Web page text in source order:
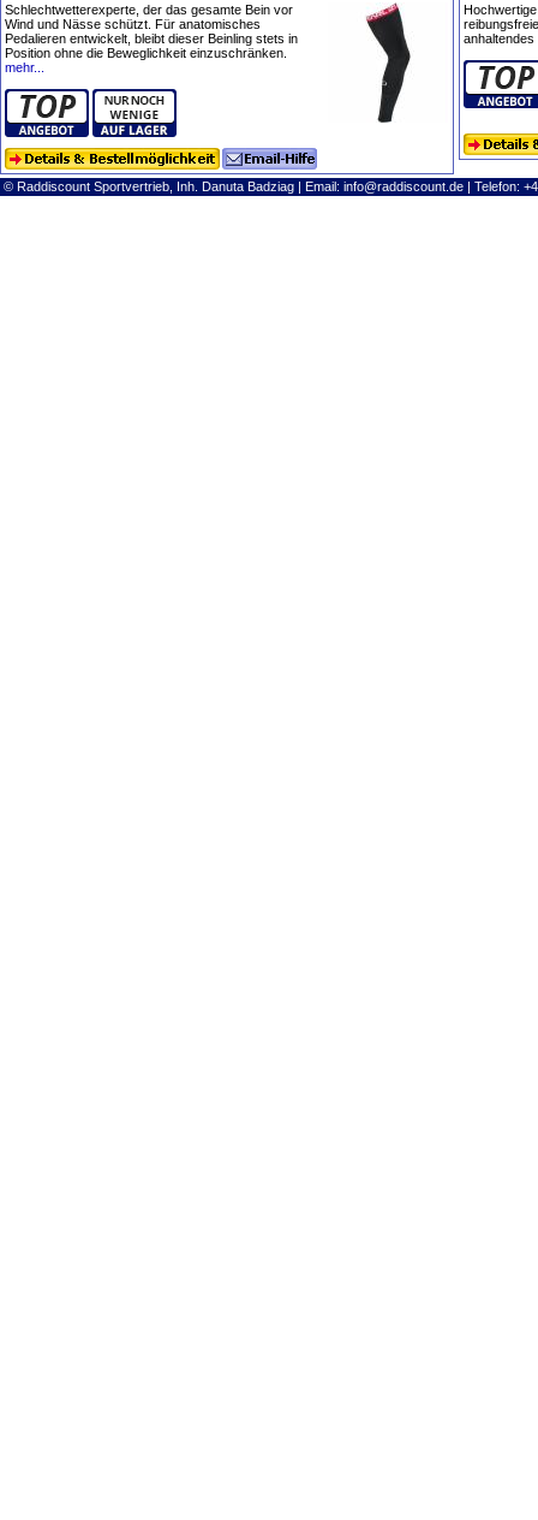
Schlechtwetterexperte, der das gesamte Bein vor
Wind und Nässe schützt. Für anatomisches
Pedalieren entwickelt, bleibt dieser Beinling stets in
Position ohne die Beweglichkeit einzuschränken.
mehr...
© Raddiscount Sportvertrieb, Inh. Danuta Badziag | Email: info@raddiscount.de | Telefon: